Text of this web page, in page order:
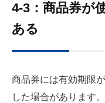
4-3：商品券が
ある
商品券には有効期限
した場合があります。